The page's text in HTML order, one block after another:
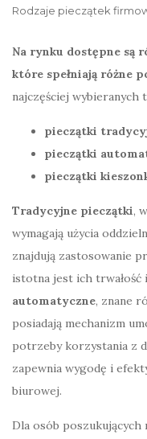
Rodzaje pieczątek
Na rynku dostępne są
które spełniają różne
najczęściej wybieranych
pieczątki
pieczątki
pieczątki
Tradycyjne pieczątki,
wymagają użycia
znajdują zastosowanie
istotna jest ich trwałość
automatyczne, znane
posiadają mechanizm
potrzeby korzystania z
zapewnia wygodę i
biurowej.
Dla osób poszukujących